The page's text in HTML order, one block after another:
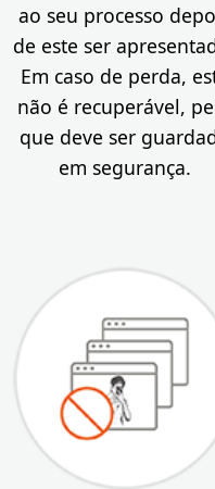
ao seu processo
de este ser
Em caso de perda,
não é recuperável,
que deve ser
em segurança.